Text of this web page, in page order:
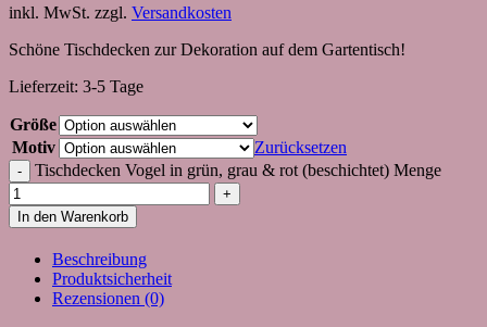
inkl. MwSt. zzgl. Versandkosten
Schöne Tischdecken zur Dekoration auf dem Gartentisch!
Lieferzeit: 3-5 Tage
Größe
Motiv
Zurücksetzen
Tischdecken Vogel in grün, grau & rot (beschichtet) Menge
In den Warenkorb
Beschreibung
Produktsicherheit
Rezensionen (0)